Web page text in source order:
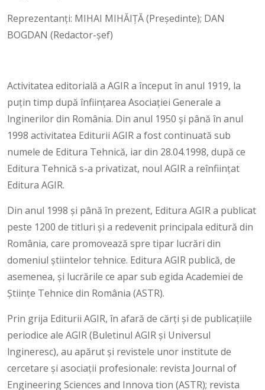
Reprezentanți: MIHAI MIHĂIŢĂ (Preşedinte); DAN
BOGDAN (Redactor-şef)
Activitatea editorială a AGIR a început în anul 1919, la
puțin timp după înființarea Asociației Generale a
lnginerilor din România. Din anul 1950 și până în anul
1998 activitatea Editurii AGIR a fost continuată sub
numele de Editura Tehnică, iar din 28.04.1998, după ce
Editura Tehnică s-a privatizat, noul AGIR a reînființat
Editura AGIR.
Din anul 1998 și până în prezent, Editura AGIR a publicat
peste 1200 de titluri și a redevenit principala editură din
România, care promovează spre tipar lucrări din
domeniul știintelor tehnice. Editura AGIR publică, de
asemenea, și lucrările ce apar sub egida Academiei de
Științe Tehnice din România (ASTR).
Prin grija Editurii AGIR, în afară de cărți și de publicațiile
periodice ale AGIR (Buletinul AGIR și Universul
lngineresc), au apărut și revistele unor institute de
cercetare și asociații profesionale: revista Journal of
Engineering Sciences and Innova­ tion (ASTR); revista